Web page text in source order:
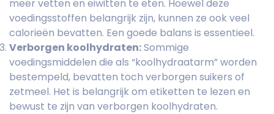
meer vetten en eiwitten te eten. Hoewel deze
voedingsstoffen belangrijk zijn, kunnen ze ook veel
calorieën bevatten. Een goede balans is essentieel.
Verborgen koolhydraten:Sommige
voedingsmiddelen die als “koolhydraatarm” worden
bestempeld, bevatten toch verborgen suikers of
zetmeel. Het is belangrijk om etiketten te lezen en
bewust te zijn van verborgen koolhydraten.